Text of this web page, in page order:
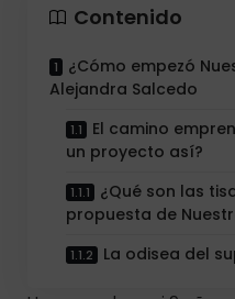
Contenido
¿Cómo empezó
Alejandra Salcedo
El camino
un proyecto así?
¿Qué son las
propuesta de
La odisea del